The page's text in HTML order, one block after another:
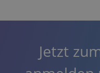
Jetzt